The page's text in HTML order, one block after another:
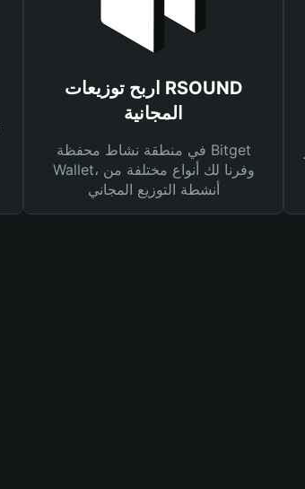
اربح توزيعات RSOUND
المجانية
في منطقة نشاط محفظة Bitget
Wallet، وفرنا لك أنواع مختلفة من
أنشطة التوزيع المجاني